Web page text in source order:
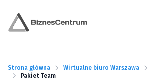
Strona główna Wirtualne biuro Warszawa
Pakiet Team